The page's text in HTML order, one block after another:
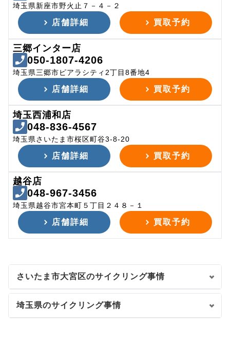
埼玉県新座市野火止７－４－２
店舗詳細 買取予約
三郷インター店
050-1807-4206
埼玉県三郷市ピアラシティ2丁目8番地4
店舗詳細 買取予約
埼玉西浦和店
048-836-4567
埼玉県さいたま市桜区町谷3-8-20
店舗詳細 買取予約
越谷店
048-967-3456
埼玉県越谷市宮本町５丁目２４８－１
店舗詳細 買取予約
さいたま市大宮区のサイクリング事情
埼玉県のサイクリング事情